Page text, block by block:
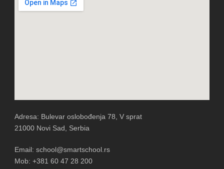
Adresa: Bulevar oslobođenja 78, V sprat
21000 Novi Sad, Serbia
Email: school@smartschool.rs
Mob: +381 60 47 28 200